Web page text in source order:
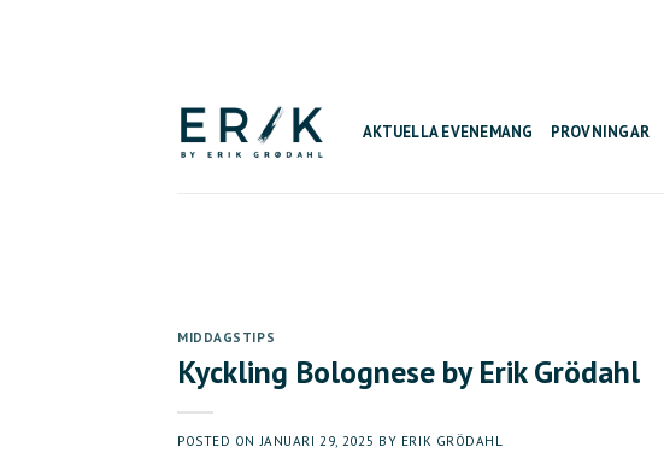
AKTUELLA EVENEMANG PROVNINGAR
MIDDAGSTIPS
Kyckling Bolognese by Erik Grödahl
POSTED ON JANUARI 29, 2025 BY ERIK GRÖDAHL